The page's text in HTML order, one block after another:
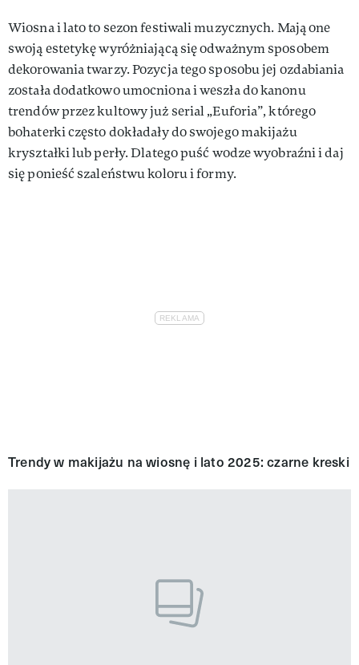
Wiosna i lato to sezon festiwali muzycznych. Mają one
swoją estetykę wyróżniającą się odważnym sposobem
dekorowania twarzy. Pozycja tego sposobu jej ozdabiania
została dodatkowo umocniona i weszła do kanonu
trendów przez kultowy już serial „Euforia”, którego
bohaterki często dokładały do swojego makijażu
kryształki lub perły. Dlatego puść wodze wyobraźni i daj
się ponieść szaleństwu koloru i formy.
Trendy w makijażu na wiosnę i lato 2025: czarne kreski